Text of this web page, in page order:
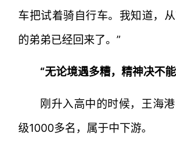
车把试着骑自行车。我知道，
的弟弟已经回来了。”
“无论境遇多糟，精神决不
刚升入高中的时候，王海
级1000多名，属于中下游。